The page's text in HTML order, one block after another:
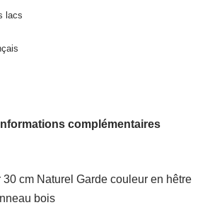
lacs
Informations complémentaires
cm Naturel Garde couleur en hêtre
bois